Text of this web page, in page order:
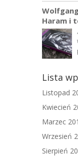
Haram i
Lista
Listopad
Kwiecień
Marzec
Wrzesień
Sierpień